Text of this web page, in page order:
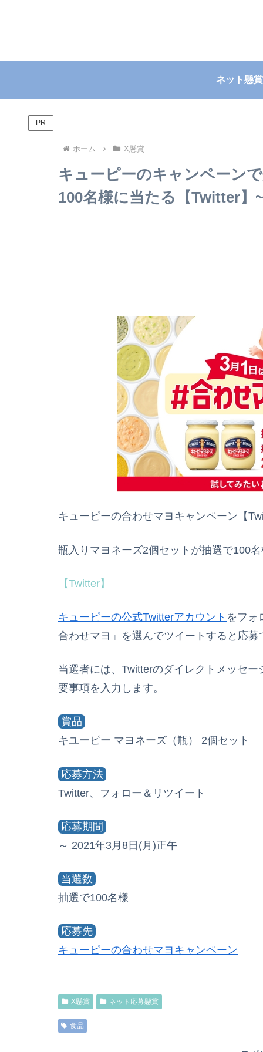
ネット懸賞
PR
ホーム X懸賞
キューピーのキャンペーン
100名様に当たる【Twitter】
キューピーの合わせマヨキャンペーン【
瓶入りマヨネーズ2個セットが抽選で100
【Twitter】
キューピーの公式Twitterアカウント をフォ
合わせマヨ」を選んでツイートすると応募
当選者には、Twitterのダイレクトメッセ
要事項を入力します。
賞品
キユーピー マヨネーズ（瓶） 2個セット
応募方法
Twitter、フォロー＆リツイート
応募期間
～ 2021年3月8日(月)正午
当選数
抽選で100名様
応募先
キューピーの合わせマヨキャンペーン
X懸賞 ネット応募懸賞
食品